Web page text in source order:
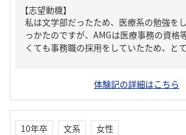
【志望動機】
私は文学部だったため、医療系の勉強を
っかたのですが、AMGは医療事務の資格
くても事務職の採用をしていたため、と
体験記の詳細はこちら
10年卒 文系
女性